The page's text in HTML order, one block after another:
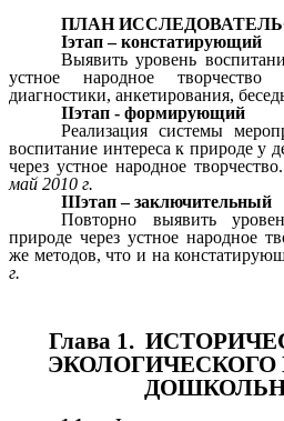
ПЛАН
Iэтап – констатирующий
Выявить уровень
устное народное
диагностики, анкетирования,
IIэтап - формирующий
Реализация системы
воспитание интереса к природе у
через устное народное творчество.
май 2010 г.
IIIэтап – заключительный
Повторно выявить
природе через устное народное
же методов, что и на
г.
Глава 1.